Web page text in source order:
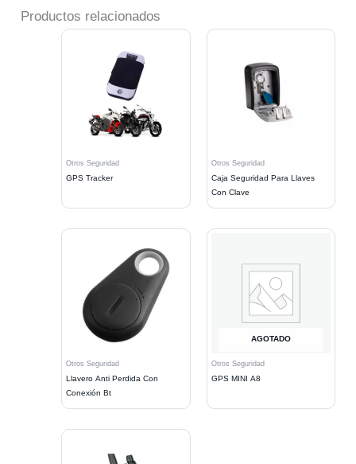
Productos relacionados
Otros Seguridad
GPS Tracker
Otros Seguridad
Caja Seguridad Para Llaves
Con Clave
Otros Seguridad
Llavero Anti Perdida Con
Conexión Bt
AGOTADO
Otros Seguridad
GPS MINI A8